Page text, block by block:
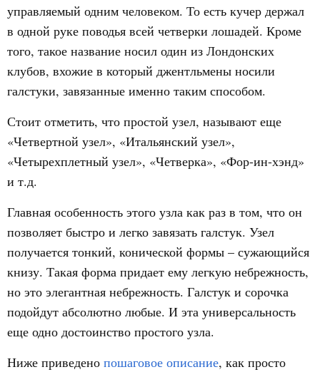
управляемый одним человеком. То есть кучер держал
в одной руке поводья всей четверки лошадей. Кроме
того, такое название носил один из Лондонских
клубов, вхожие в который джентльмены носили
галстуки, завязанные именно таким способом.
Стоит отметить, что простой узел, называют еще
«Четвертной узел», «Итальянский узел»,
«Четырехплетный узел», «Четверка», «Фор-ин-хэнд»
и т.д.
Главная особенность этого узла как раз в том, что он
позволяет быстро и легко завязать галстук. Узел
получается тонкий, конической формы – сужающийся
книзу. Такая форма придает ему легкую небрежность,
но это элегантная небрежность. Галстук и сорочка
подойдут абсолютно любые. И эта универсальность
еще одно достоинство простого узла.
Ниже приведено пошаговое описание, как просто